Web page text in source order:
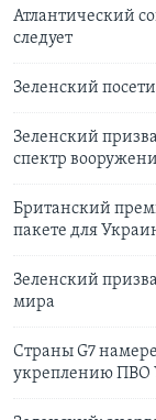
Атлантический
следует
Зеленский
Зеленский
спектр
Британский
пакете для
Зеленский
мира
Страны G7
укреплению ПВО